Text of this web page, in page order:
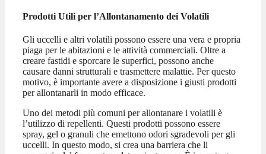
Prodotti Utili per l’Allontanamento dei Volatili
Gli uccelli e altri volatili possono essere una vera e propria
piaga per le abitazioni e le attività commerciali. Oltre a
creare fastidi e sporcare le superfici, possono anche
causare danni strutturali e trasmettere malattie. Per questo
motivo, è importante avere a disposizione i giusti prodotti
per allontanarli in modo efficace.
Uno dei metodi più comuni per allontanare i volatili è
l’utilizzo di repellenti. Questi prodotti possono essere
spray, gel o granuli che emettono odori sgradevoli per gli
uccelli. In questo modo, si crea una barriera che li